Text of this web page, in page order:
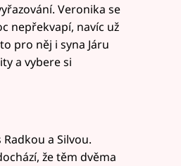
Veronika se
nepřekvapí, navíc už
pro něj i syna Járu
a vybere si
a Silvou.
že těm dvěma